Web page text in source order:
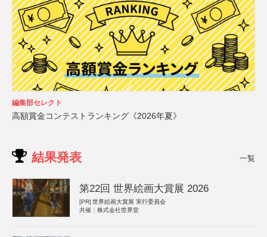
編集部セレクト
高額賞金コンテストランキング《2026年夏》
結果発表 一覧
第22回 世界絵画大賞展 2026
[PR] 世界絵画大賞展 実行委員会
共催：株式会社世界堂